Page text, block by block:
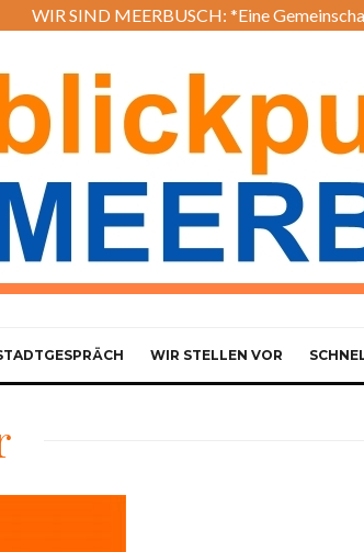
WIR SIND MEERBUSCH: *Eine
WIR STELLEN VOR